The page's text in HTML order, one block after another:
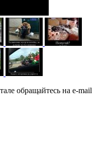
обращайтесь на e-mail